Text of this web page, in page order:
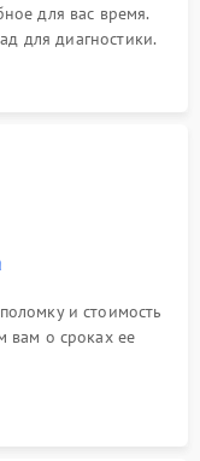
для вас время.
для диагностики.
и стоимость
вам о сроках ее